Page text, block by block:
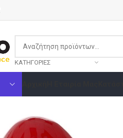
ΚΑΤΗΓΟΡΊΕΣ